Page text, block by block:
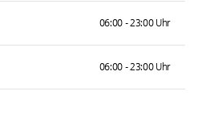
06:00 - 23:00 Uhr
06:00 - 23:00 Uhr